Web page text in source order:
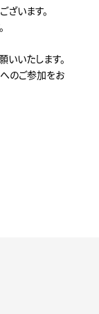
います。
いたします。
のご参加をお